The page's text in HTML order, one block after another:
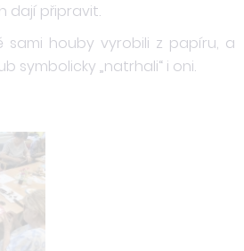
dají připravit.
sami houby vyrobili z papíru, a
symbolicky „natrhali“ i oni.